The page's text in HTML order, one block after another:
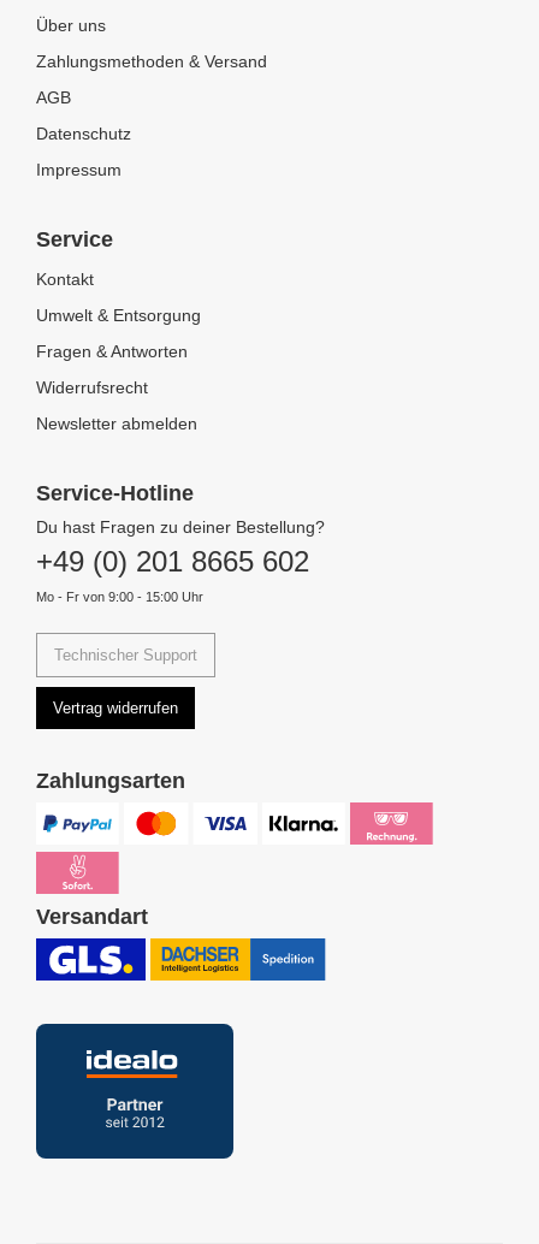
Über uns
Zahlungsmethoden & Versand
AGB
Datenschutz
Impressum
Service
Kontakt
Umwelt & Entsorgung
Fragen & Antworten
Widerrufsrecht
Newsletter abmelden
Service-Hotline
Du hast Fragen zu deiner Bestellung?
+49 (0) 201 8665 602
Mo - Fr von 9:00 - 15:00 Uhr
Technischer Support
Vertrag widerrufen
Zahlungsarten
Versandart